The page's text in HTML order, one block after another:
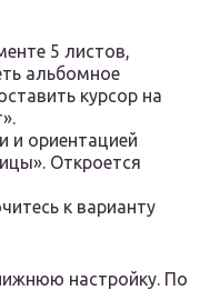
5 листов,
альбомное
курсор на
и ориентацией
Откроется
к варианту
настройку. По